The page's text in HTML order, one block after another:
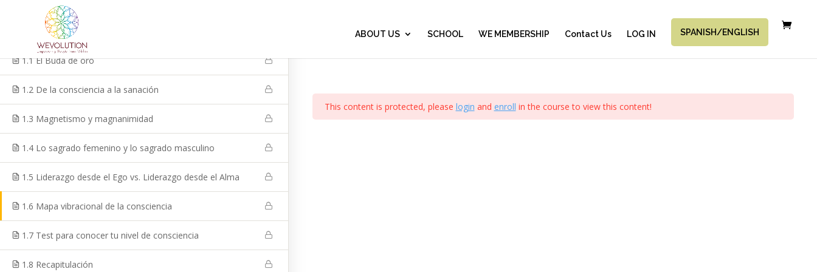
ABOUT US SCHOOL WE MEMBERSHIP Contact Us LOG IN SPANISH/ENGLISH
Home Courses
LUZ (I)
1.1 El Buda de oro
1.2 De la consciencia a la sanación
1.3 Magnetismo y magnanimidad
1.4 Lo sagrado femenino y lo sagrado masculino
1.5 Liderazgo desde el Ego vs. Liderazgo desde el Alma
1.6 Mapa vibracional de la consciencia
1.7 Test para conocer tu nivel de consciencia
1.8 Recapitulación
This content is protected, please login and enroll in the course to view this content!